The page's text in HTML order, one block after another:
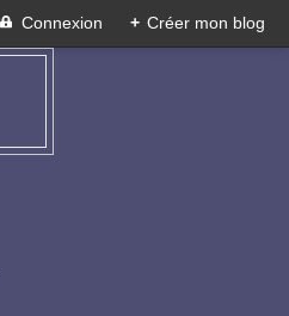
Connexion + Créer mon blog